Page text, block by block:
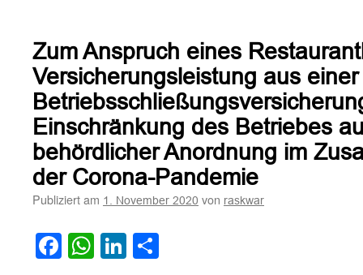
aus
einer
im
Zusammenhang
mit
der
Corona-
Pandemie
Zum Anspruch eines
Versicherungsleistung aus einer
Einschränkung des Betriebes
behördlicher Anordnung im
der Corona-Pandemie
Publiziert am 1. November 2020 von raskwar
Facebook
WhatsApp
LinkedIn